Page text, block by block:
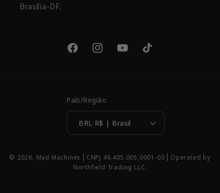
Brasília-DF.
FacebookInstagramYouTubeTikTok
País/Região
BRL R$ | Brasil
de
© 2026, Mad Machines
⎢CNPJ 46.405.005.0001-03 ⎢Operated by
Northfield Trading LLC.